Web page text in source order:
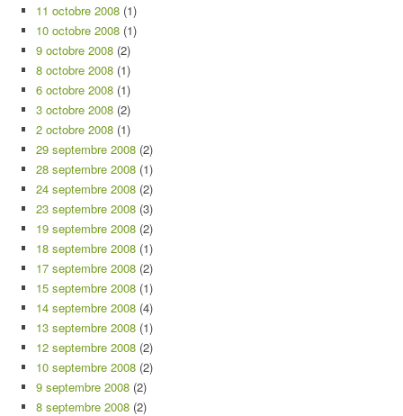
11 octobre 2008 (1)
10 octobre 2008 (1)
9 octobre 2008 (2)
8 octobre 2008 (1)
6 octobre 2008 (1)
3 octobre 2008 (2)
2 octobre 2008 (1)
29 septembre 2008 (2)
28 septembre 2008 (1)
24 septembre 2008 (2)
23 septembre 2008 (3)
19 septembre 2008 (2)
18 septembre 2008 (1)
17 septembre 2008 (2)
15 septembre 2008 (1)
14 septembre 2008 (4)
13 septembre 2008 (1)
12 septembre 2008 (2)
10 septembre 2008 (2)
9 septembre 2008 (2)
8 septembre 2008 (2)